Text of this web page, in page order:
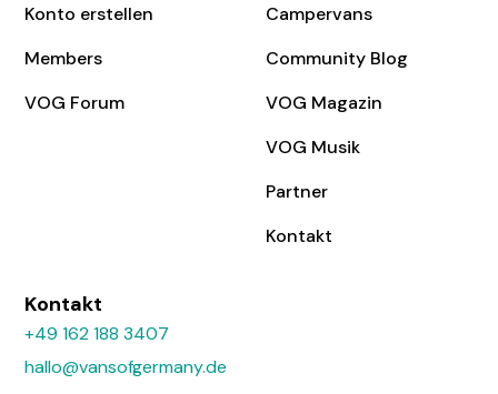
Konto erstellen
Members
VOG Forum
Campervans
Community Blog
VOG Magazin
VOG Musik
Partner
Kontakt
Kontakt
+49 162 188 3407
hallo@vansofgermany.de